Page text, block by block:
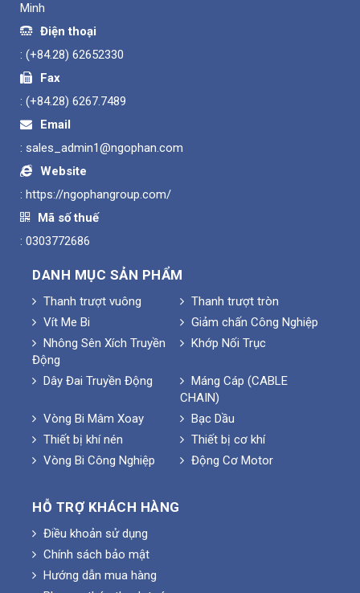
Minh
Điện thoại
: (+84.28) 62652330
Fax
: (+84.28) 6267.7489
Email
: sales_admin1@ngophan.com
Website
: https://ngophangroup.com/
Mã số thuế
: 0303772686
DANH MỤC SẢN PHẨM
Thanh trượt vuông
Thanh trượt tròn
Vít Me Bi
Giảm chấn Công Nghiệp
Nhông Sên Xích Truyền
Động
Khớp Nối Trục
Dây Đai Truyền Động
Máng Cáp (CABLE
CHAIN)
Vòng Bi Mâm Xoay
Bạc Dầu
Thiết bị khí nén
Thiết bị cơ khí
Vòng Bi Công Nghiệp
Động Cơ Motor
HỖ TRỢ KHÁCH HÀNG
Điều khoản sử dụng
Chính sách bảo mật
Hướng dẫn mua hàng